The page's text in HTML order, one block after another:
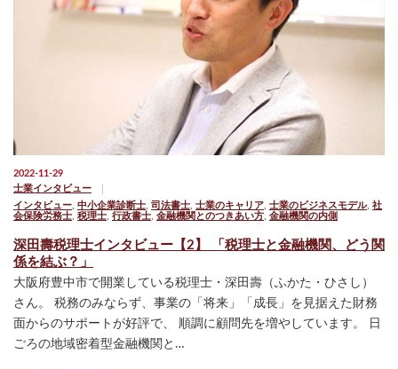
2022-11-29
士業インタビュー
インタビュー 中小企業診断士 司法書士 士業のキャリア 士業のビジネスモデル, 社
会保険労務士 税理士 行政書士 金融機関とのつきあい方 金融機関の内側
深田壽税理士インタビュー【2】 「税理士と金融機関、どう関
係を結ぶ？」
大阪府豊中市で開業している税理士・深田壽（ふかた・ひさし）
さん。 税務のみならず、事業の「将来」「成長」を見据えた財務
面からのサポートが好評で、 順調に顧問先を増やしています。 日
ごろの地域密着型金融機関と…